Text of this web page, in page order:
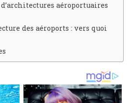
aéroportuaires
des aéroports : vers quoi